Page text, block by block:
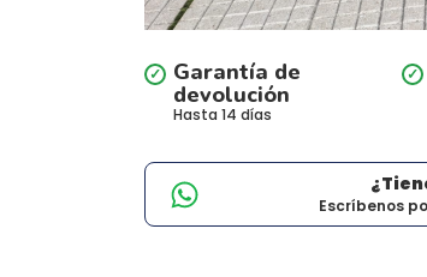
Garantía de
devolución
Hasta 14 días
Escríbenos